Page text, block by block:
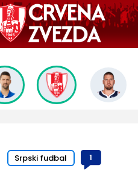
Srpski fudbal 1